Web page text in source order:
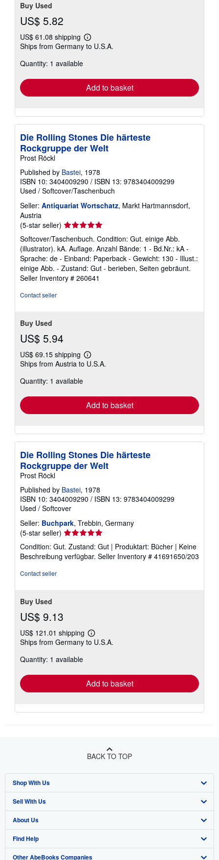
Buy Used
US$ 5.82
US$ 61.08 shipping
Learn
more
Ships from Germany to U.S.A.
Quantity: 1 available
Add to basket
Die Rolling Stones Die härteste
Rockgruppe der Welt
Prost Röckl
Published by Bastei, 1978
ISBN 10: 3404009290 / ISBN 13: 9783404009299
Used / Softcover/Taschenbuch
Seller: Antiquariat Wortschatz, Markt Hartmannsdorf,
Austria
(5-star seller) Seller
rating
5
out
of
5
stars
Softcover/Taschenbuch. Condition: Gut. einige Abb.
(illustrator). kA. Auflage. Anzahl Bände: 1 - Bd.Nr.: kA -
Sprache: de - Einband: Paperback - Gewicht: 130 - Illust.:
einige Abb. - Zustand: Gut - berieben, Seiten gebräunt.
Seller Inventory # 260641
Contact seller
Buy Used
US$ 5.94
US$ 69.15 shipping
Learn
more
Ships from Austria to U.S.A.
Quantity: 1 available
Add to basket
Die Rolling Stones Die härteste
Rockgruppe der Welt
Prost Röckl
Published by Bastei, 1978
ISBN 10: 3404009290 / ISBN 13: 9783404009299
Used / Softcover
Seller: Buchpark, Trebbin, Germany
(5-star seller) Seller
rating
5
out
Condition: Gut. Zustand: Gut | Produktart: Bücher | Keine
Beschreibung verfügbar. Seller Inventory # 41691650/203
Contact seller
Buy Used
US$ 9.13
US$ 121.01 shipping
Learn
more
Ships from Germany to U.S.A.
Quantity: 1 available
Add to basket
BACK TO TOP
Shop With Us
Advanced Search
Browse Collections
My Account
My Orders
Sell With Us
Start Selling
Join Our Affiliate Program
Book Buyback
About Us
About AbeBooks
Media
Find Help
Help
Other AbeBooks Companies